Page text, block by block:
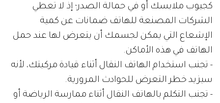
كجيوب ملابسك أو في حمالة الصدر؛ إذ لا تعطي
الشركات المصنعة للهاتف ضمانات عن كمية
الإشعاع التي يمكن لجسمك أن يتعرض لها عند حمل
الهاتف في هذه الأماكن.
- تجنب استخدام الهاتف النقال أثناء قيادة مركبتك، لأنه
سيزيد خطر التعرض للحوادث المرورية.
- تجنب التكلم بالهاتف النقال أثناء ممارسة الرياضة أو